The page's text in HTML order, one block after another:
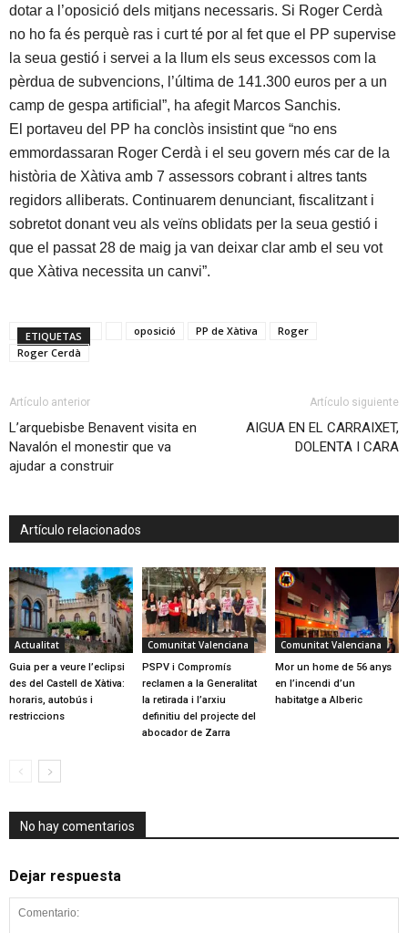
dotar a l’oposició dels mitjans necessaris. Si Roger Cerdà
no ho fa és perquè ras i curt té por al fet que el PP supervise
la seua gestió i servei a la llum els seus excessos com la
pèrdua de subvencions, l’última de 141.300 euros per a un
camp de gespa artificial”, ha afegit Marcos Sanchis.
El portaveu del PP ha conclòs insistint que “no ens
emmordassaran Roger Cerdà i el seu govern més car de la
història de Xàtiva amb 7 assessors cobrant i altres tants
regidors alliberats. Continuarem denunciant, fiscalitzant i
sobretot donant veu als veïns oblidats per la seua gestió i
que el passat 28 de maig ja van deixar clar amb el seu vot
que Xàtiva necessita un canvi”.
ETIQUETAS oposició PP de Xàtiva
Roger
Roger Cerdà
Artículo anterior
L’arquebisbe Benavent visita en
Navalón el monestir que va
ajudar a construir
Artículo siguiente
AIGUA EN EL CARRAIXET,
DOLENTA I CARA
Artículo relacionados
Actualitat
Guia per a veure l’eclipsi
des del Castell de Xàtiva:
horaris, autobús i
restriccions
Comunitat Valenciana
PSPV i Compromís
reclamen a la Generalitat
la retirada i l’arxiu
definitiu del projecte del
abocador de Zarra
Comunitat Valenciana
Mor un home de 56 anys
en l’incendi d’un
habitatge a Alberic
No hay comentarios
Dejar respuesta